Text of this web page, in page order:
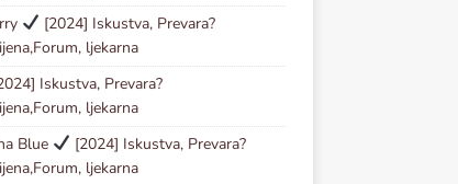
[2024] Iskustva, Prevara?
ljekarna
Iskustva, Prevara?
ljekarna
Blue
[2024] Iskustva, Prevara?
ljekarna